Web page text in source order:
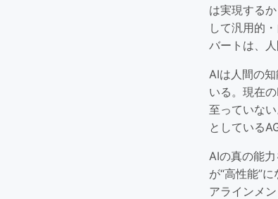
は実現する
して汎用的
バートは、
AIは人間の
いる。現在
至っていな
としている
AIの真の能
が“高性能”
アラインメ